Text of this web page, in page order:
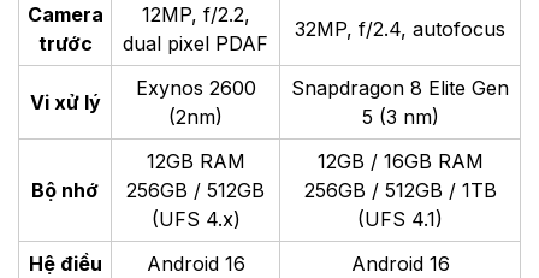
Camera
trước
12MP, f/2.2,
dual pixel PDAF
32MP, f/2.4, autofocus
Vi xử lý
Exynos 2600
(2nm)
Snapdragon 8 Elite Gen
5 (3 nm)
Bộ nhớ
12GB RAM
256GB / 512GB
(UFS 4.x)
12GB / 16GB RAM
256GB / 512GB / 1TB
(UFS 4.1)
Hệ điều
Android 16
Android 16